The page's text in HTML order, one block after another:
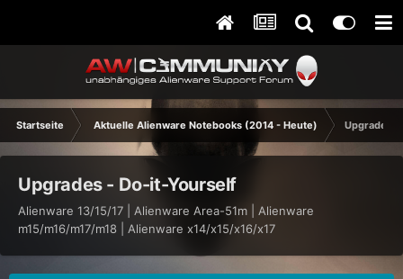
Startseite Aktuelle Alienware Notebooks (2014 - Heute) Upgrades
Upgrades - Do-it-Yourself
Alienware 13/15/17 | Alienware Area-51m | Alienware
m15/m16/m17/m18 | Alienware x14/x15/x16/x17